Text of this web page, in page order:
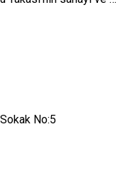
No:5